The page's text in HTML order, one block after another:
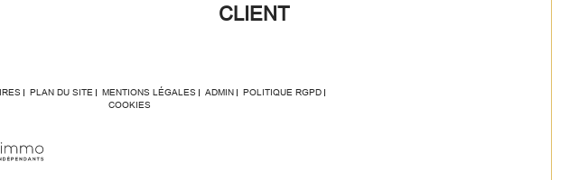
CLIENT
PLAN DU SITE MENTIONS LÉGALES ADMIN
POLITIQUE RGPD
COOKIES